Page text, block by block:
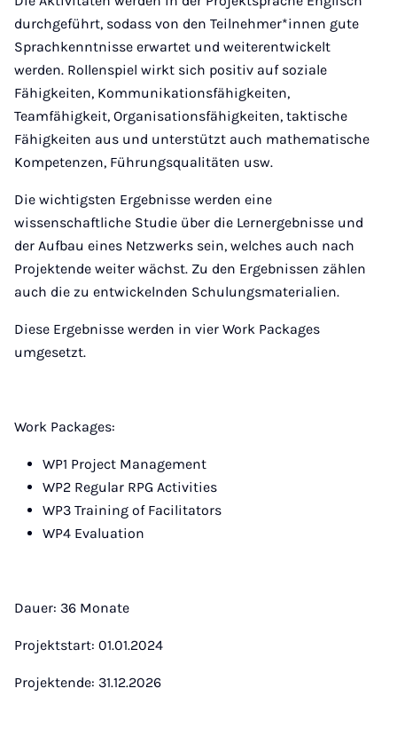
durchgeführt, sodass von den Teilnehmer*innen gute
Sprachkenntnisse erwartet und weiterentwickelt
werden. Rollenspiel wirkt sich positiv auf soziale
Fähigkeiten, Kommunikationsfähigkeiten,
Teamfähigkeit, Organisationsfähigkeiten, taktische
Fähigkeiten aus und unterstützt auch mathematische
Kompetenzen, Führungsqualitäten usw.
Die wichtigsten Ergebnisse werden eine
wissenschaftliche Studie über die Lernergebnisse und
der Aufbau eines Netzwerks sein, welches auch nach
Projektende weiter wächst. Zu den Ergebnissen zählen
auch die zu entwickelnden Schulungsmaterialien.
Diese Ergebnisse werden in vier Work Packages
umgesetzt.
Work Packages:
WP1 Project Management
WP2 Regular RPG Activities
WP3 Training of Facilitators
WP4 Evaluation
Dauer: 36 Monate
Projektstart: 01.01.2024
Projektende: 31.12.2026